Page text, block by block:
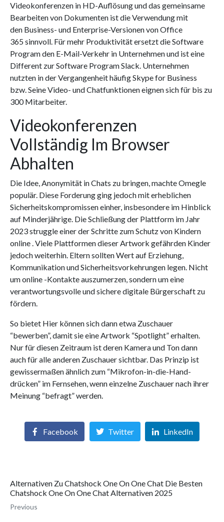
Videokonferenzen in HD-Auflösung und das gemeinsame
Bearbeiten von Dokumenten ist die Verwendung mit
den Business- und Enterprise-Versionen von Office
365 sinnvoll. Für mehr Produktivität ersetzt die Software
Program den E-Mail-Verkehr in Unternehmen und ist eine
Different zur Software Program Slack. Unternehmen
nutzten in der Vergangenheit häufig Skype for Business
bzw. Seine Video- und Chatfunktionen eignen sich für bis zu
300 Mitarbeiter.
Videokonferenzen
Vollständig Im Browser
Abhalten
Die Idee, Anonymität in Chats zu bringen, machte Omegle
populär. Diese Forderung ging jedoch mit erheblichen
Sicherheitskompromissen einher, insbesondere im Hinblick
auf Minderjährige. Die Schließung der Plattform im Jahr
2023 struggle einer der Schritte zum Schutz von Kindern
online . Viele Plattformen dieser Artwork gefährden Kinder
jedoch weiterhin. Eltern sollten Wert auf Erziehung,
Kommunikation und Sicherheitsvorkehrungen legen. Nicht
um online -Kontakte auszumerzen, sondern um eine
verantwortungsvolle und sichere digitale Bürgerschaft zu
fördern.
So bietet Hier können sich dann etwa Zuschauer
“bewerben”, damit sie eine Artwork “Spotlight” erhalten.
Nur für diesen Zeitraum ist deren Kamera und Ton dann
auch für alle anderen Zuschauer sichtbar. Das Prinzip ist
gewissermaßen ähnlich zum “Mikrofon-in-die-Hand-
drücken” im Fernsehen, wenn einzelne Zuschauer nach ihrer
Meinung “befragt” werden.
Facebook Twitter LinkedIn
Alternativen Zu Chatshock One On One Chat Die Besten
Chatshock One On One Chat Alternativen 2025
Previous